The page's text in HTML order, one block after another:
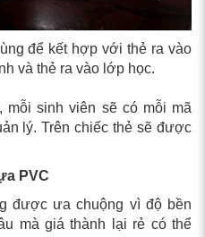
để kết hợp với thẻ ra vào
và thẻ ra vào lớp học.
mỗi sinh viên sẽ có mỗi mã
lý. Trên chiếc thẻ sẽ được
PVC
được ưa chuộng vì độ bền
mà giá thành lại rẻ có thể